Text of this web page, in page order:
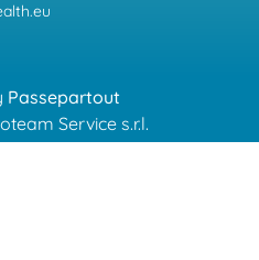
Passepartout
Service s.r.l.